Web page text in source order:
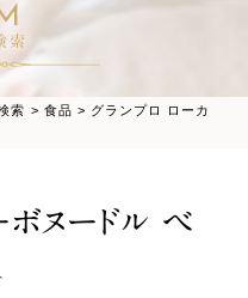
索
索 > 食品 > グランプロ ローカ
ボヌードル ベ